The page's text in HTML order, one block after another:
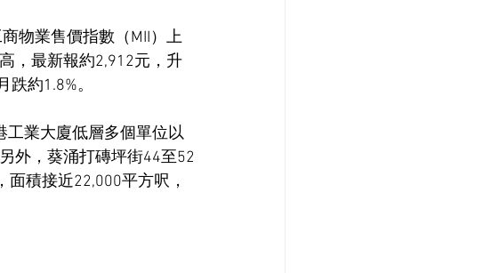
物業售價指數（MII）上
，最新報約2,912元，升
約1.8%。
工業大廈低層多個單位以
外，葵涌打磚坪街44至52
積接近22,000平方呎，